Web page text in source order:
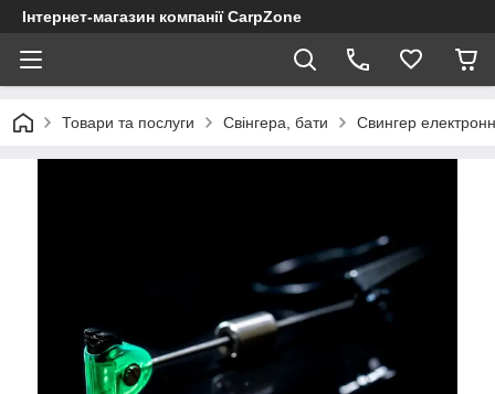
Інтернет-магазин компанії CarpZone
Товари та послуги Свінгера, бати Свингер